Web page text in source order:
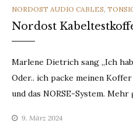
CATEGORIES
NORDOST AUDIO CABLES,
Nordost
Marlene Dietrich sang „Ich
Oder.. ich packe meinen
und das NORSE-System.
9. März 2024